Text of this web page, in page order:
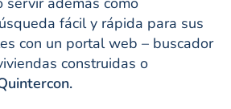
fácil y rápida para sus
con un portal web – buscador
construidas o